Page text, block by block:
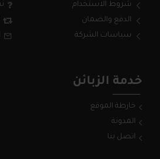
شروط الاستخدام
الدفع والضمان
سياسات الشركة
خدمة الزبائن
خارطة الموقع
المدونة
اتصل بنا